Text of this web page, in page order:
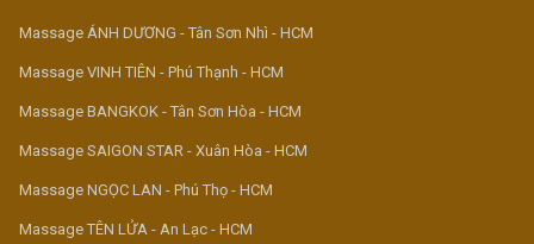
Massage ÁNH DƯƠNG - Tân Sơn Nhì - HCM
Massage VINH TIÊN - Phú Thạnh - HCM
Massage BANGKOK - Tân Sơn Hòa - HCM
Massage SAIGON STAR - Xuân Hòa - HCM
Massage NGỌC LAN - Phú Thọ - HCM
Massage TÊN LỬA - An Lạc - HCM